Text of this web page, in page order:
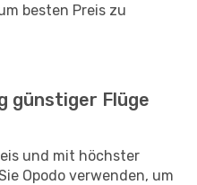
besten Preis zu
günstiger Flüge
und mit höchster
Opodo verwenden, um